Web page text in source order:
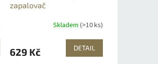
zapalovač
Skladem (>10 ks)
629 Kč DETAIL